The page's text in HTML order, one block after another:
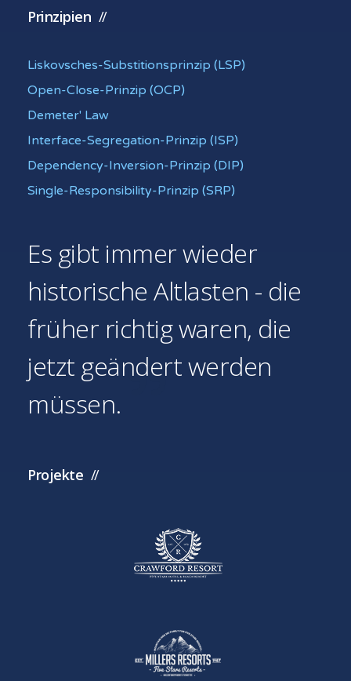
Prinzipien
Liskovsches-Substitionsprinzip (LSP)
Open-Close-Prinzip (OCP)
Demeter' Law
Interface-Segregation-Prinzip (ISP)
Dependency-Inversion-Prinzip (DIP)
Single-Responsibility-Prinzip (SRP)
Es gibt immer wieder
historische Altlasten - die
früher richtig waren, die
jetzt geändert werden
müssen.
Projekte